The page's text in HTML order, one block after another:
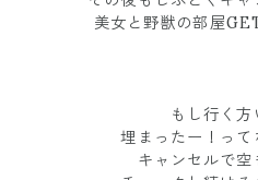
美女と野獣の部屋
もし行く方
埋まったー！って
キャンセルで空